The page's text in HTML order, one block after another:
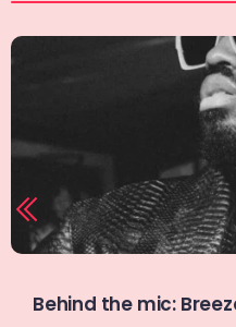
Giuseppe Tavera,